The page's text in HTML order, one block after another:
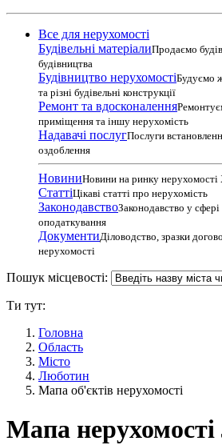
Все для нерухомості
Будівельні матеріалиПродаємо
будівництва
Будівництво нерухомостіБудуємо
та різні будівельні конструкції
Ремонт та вдосконалення
приміщення та іншу нерухомість
Надавачі послугПослуги
оздоблення
НовиниНовини на ринку нерухомості
СтаттіЦікаві статті про нерухомість
ЗаконодавствоЗаконодавство у
оподаткування
ДокументиДіловодство, зразки
нерухомості
Пошук місцевості:
Ти тут:
Головна
Область
Місто
Люботин
Мапа об'єктів нерухомості
Мапа